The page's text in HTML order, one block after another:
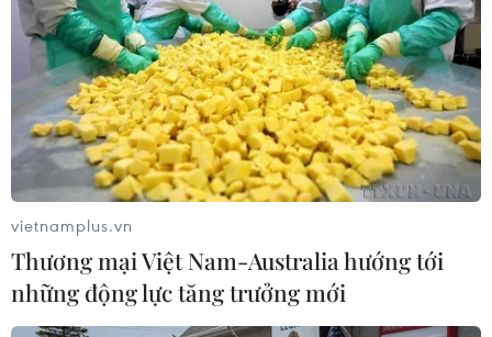
vietnamplus.vn
Thương mại Việt Nam-Australia hướng tới
những động lực tăng trưởng mới